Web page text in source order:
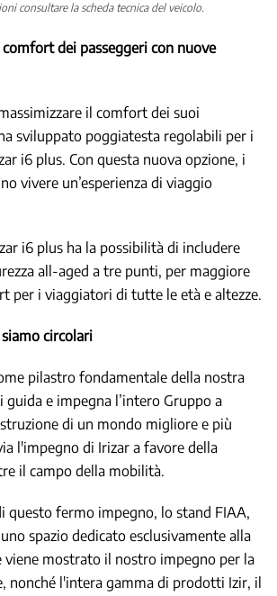
consultare la scheda tecnica del veicolo.
dei passeggeri con nuove
il comfort dei suoi
sviluppato poggiatesta regolabili per i
i6 plus. Con questa nuova opzione, i
vivere un’esperienza di viaggio
i6 plus ha la possibilità di includere
all-aged a tre punti, per maggiore
per i viaggiatori di tutte le età e altezze.
circolari
pilastro fondamentale della nostra
e impegna l’intero Gruppo a
di un mondo migliore e più
l'impegno di Irizar a favore della
il campo della mobilità.
questo fermo impegno, lo stand FIAA,
spazio dedicato esclusivamente alla
viene mostrato il nostro impegno per la
nonché l'intera gamma di prodotti Izir, il